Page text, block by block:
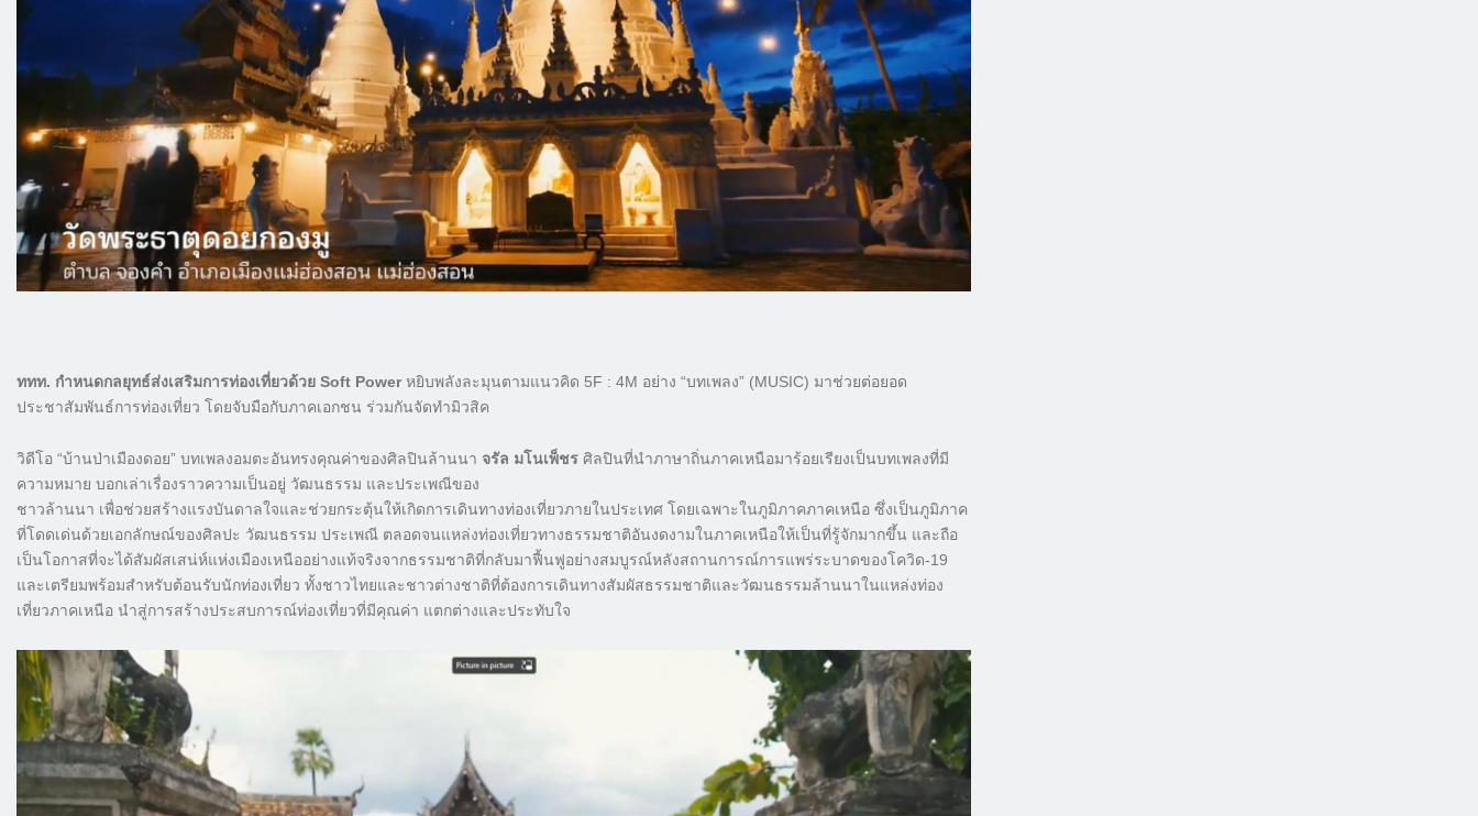
ททท. กำหนดกลยุทธ์ส่งเสริมการท่องเที่ยวด้วย Soft Powerหยิบพลังละมุนตามแนวคิด 5F : 4M อย่าง “บทเพลง” (MUSIC) มาช่วยต่อยอด
ประชาสัมพันธ์การท่องเที่ยว โดยจับมือกับภาคเอกชน ร่วมกันจัดทำมิวสิค
วิดีโอ “บ้านป่าเมืองดอย” บทเพลงอมตะอันทรงคุณค่าของศิลปินล้านนา จรัล มโนเพ็ชร ศิลปินที่นำภาษาถิ่นภาคเหนือมาร้อยเรียงเป็นบทเพลงที่มี
ความหมาย บอกเล่าเรื่องราวความเป็นอยู่ วัฒนธรรม และประเพณีของ
ชาวล้านนา เพื่อช่วยสร้างแรงบันดาลใจและช่วยกระตุ้นให้เกิดการเดินทางท่องเที่ยวภายในประเทศ โดยเฉพาะในภูมิภาคภาคเหนือ ซึ่งเป็นภูมิภาค
ที่โดดเด่นด้วยเอกลักษณ์ของศิลปะ วัฒนธรรม ประเพณี ตลอดจนแหล่งท่องเที่ยวทางธรรมชาติอันงดงามในภาคเหนือให้เป็นที่รู้จักมากขึ้น และถือ
เป็นโอกาสที่จะได้สัมผัสเสน่ห์แห่งเมืองเหนืออย่างแท้จริงจากธรรมชาติที่กลับมาฟื้นฟูอย่างสมบูรณ์หลังสถานการณ์การแพร่ระบาดของโควิด-19
และเตรียมพร้อมสำหรับต้อนรับนักท่องเที่ยว ทั้งชาวไทยและชาวต่างชาติที่ต้องการเดินทางสัมผัสธรรมชาติและวัฒนธรรมล้านนาในแหล่งท่อง
เที่ยวภาคเหนือ นำสู่การสร้างประสบการณ์ท่องเที่ยวที่มีคุณค่า แตกต่างและประทับใจ